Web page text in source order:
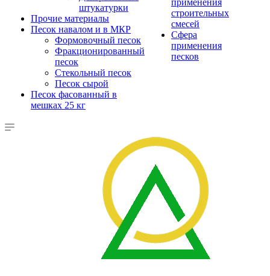
штукатурки
Прочие материалы
Песок навалом и в МКР
Формовочный песок
Фракционированный
песок
Стекольный песок
Песок сырой
Песок фасованный в
мешках 25 кг
применения
строительных
смесей
Сфера
применения
песков